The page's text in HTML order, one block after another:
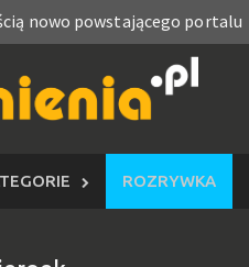
nowo powstającego portalu
ROZRYWKA